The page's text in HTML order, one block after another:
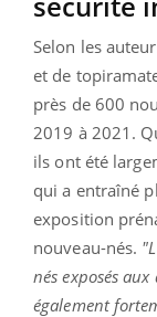
Selon les
et de
près de 600
2019 à 2021.
ils ont été
qui a entraîné
exposition
nouveau-nés.
nés exposés
également